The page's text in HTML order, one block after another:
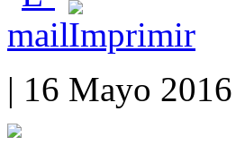
| 16 Mayo 2016